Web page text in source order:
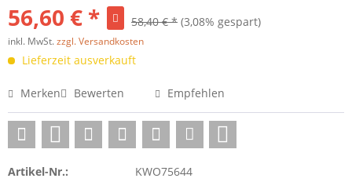
56,60 € * 58,40 € * (3,08% gespart)
inkl. MwSt.zzgl. Versandkosten
Lieferzeit ausverkauft
Merken Bewerten Empfehlen
Artikel-Nr.:
KWO75644